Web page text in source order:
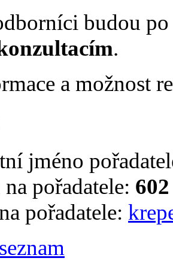
budou
.
a možnost
jméno
pořadatele:
pořadatele: